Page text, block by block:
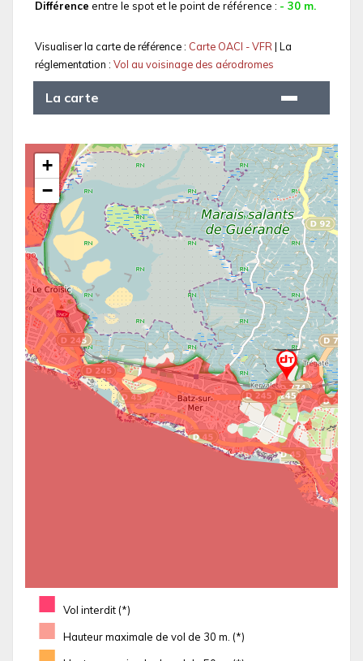
Différence entre le spot et le point de référence : - 30 m.
Visualiser la carte de référence : Carte OACI - VFR| La
réglementation : Vol au voisinage des aérodromes
La carte
■ Vol interdit (*)
■ Hauteur maximale de vol de 30 m. (*)